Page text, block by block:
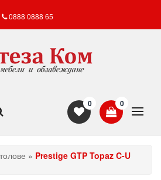
0888 0888 65
0
0
» Prestige GTP Topaz C-U